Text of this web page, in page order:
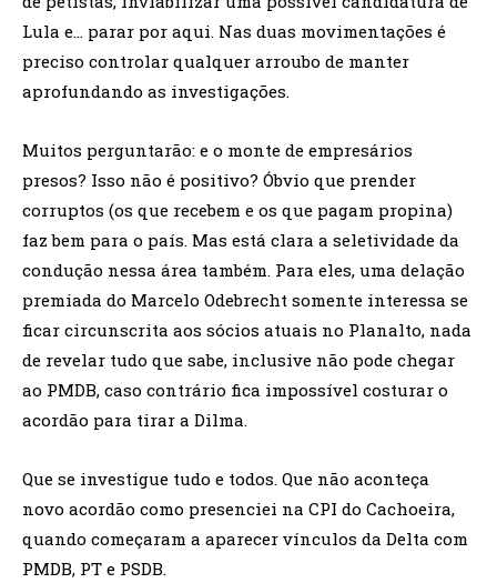
Lula e… parar por aqui. Nas duas movimentações é
preciso controlar qualquer arroubo de manter
aprofundando as investigações.
Muitos perguntarão: e o monte de empresários
presos? Isso não é positivo? Óbvio que prender
corruptos (os que recebem e os que pagam propina)
faz bem para o país. Mas está clara a seletividade da
condução nessa área também. Para eles, uma delação
premiada do Marcelo Odebrecht somente interessa se
ficar circunscrita aos sócios atuais no Planalto, nada
de revelar tudo que sabe, inclusive não pode chegar
ao PMDB, caso contrário fica impossível costurar o
acordão para tirar a Dilma.
Que se investigue tudo e todos. Que não aconteça
novo acordão como presenciei na CPI do Cachoeira,
quando começaram a aparecer vínculos da Delta com
PMDB, PT e PSDB.